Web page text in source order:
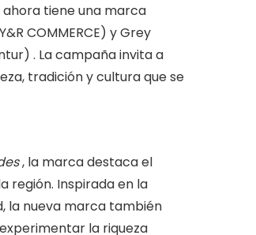
tiene una marca
COMMERCE) y Grey
. La campaña invita a
tradición y cultura que se
, la marca destaca el
región. Inspirada en la
la nueva marca también
la riqueza